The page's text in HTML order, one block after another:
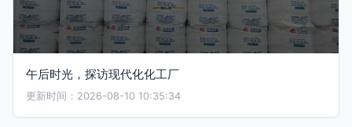
午后时光，探访现代化化工厂
更新时间：2026-08-10 10:35:34